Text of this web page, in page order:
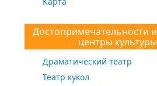
Достопримечательности и
центры культуры
Драматический театр
Театр кукол